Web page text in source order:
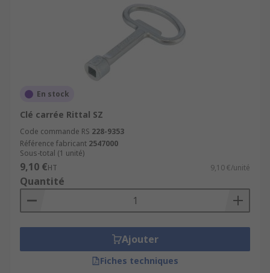
En stock
Clé carrée Rittal SZ
Code commande RS 228-9353
Référence fabricant 2547000
Sous-total (1 unité)
9,10 €HT 9,10 €/unité
Quantité
Ajouter
Fiches techniques